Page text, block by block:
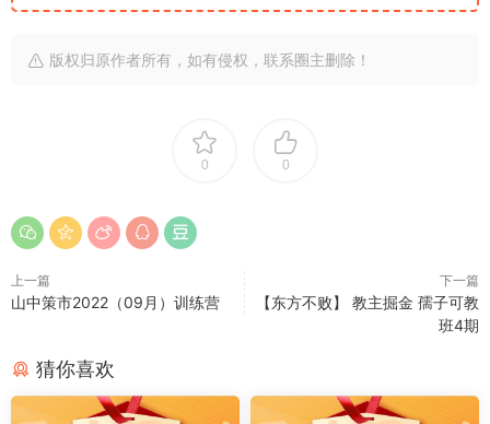
版权归原作者所有，如有侵权，联系圈主删除！
0 0
上一篇
山中策市2022（09月）训练营
下一篇
【东方不败】 教主掘金 孺子可教
班4期
猜你喜欢